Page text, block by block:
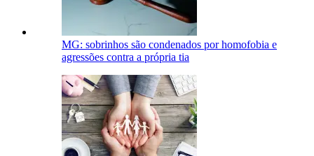
MG: sobrinhos são condenados por homofobia e
agressões contra a própria tia